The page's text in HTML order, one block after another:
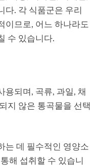
다. 각 식품군은 우리
이므로, 어느 하나라도
수 있습니다.
용되며, 곡류, 과일, 채
지 않은 통곡물을 선택
는 데 필수적인 영양소
해 섭취할 수 있습니